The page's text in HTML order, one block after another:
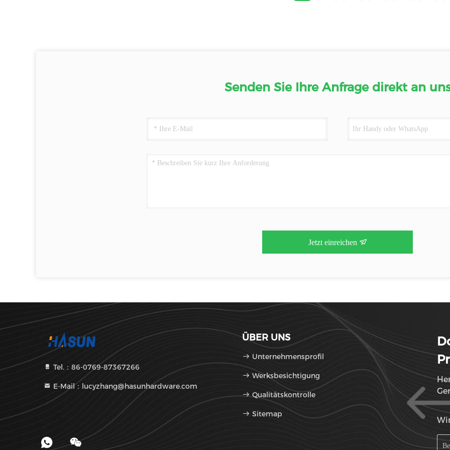
Senden Sie Ihre Anfrage direkt an
Jetzt einreichen
Tel.：86-0769-87367266
E-Mail：lucyzhang@hasunhardware.com
ÜBER UNS
Unternehmensprofil
Werksbesichtigung
Qualitätskontrolle
Sitemap